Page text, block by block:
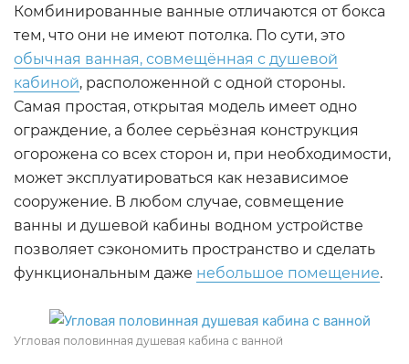
Комбинированные ванные отличаются от бокса
тем, что они не имеют потолка. По сути, это
обычная ванная, совмещённая с душевой
кабиной, расположенной с одной стороны.
Самая простая, открытая модель имеет одно
ограждение, а более серьёзная конструкция
огорожена со всех сторон и, при необходимости,
может эксплуатироваться как независимое
сооружение. В любом случае, совмещение
ванны и душевой кабины водном устройстве
позволяет сэкономить пространство и сделать
функциональным даже небольшое помещение.
Угловая половинная душевая кабина с ванной